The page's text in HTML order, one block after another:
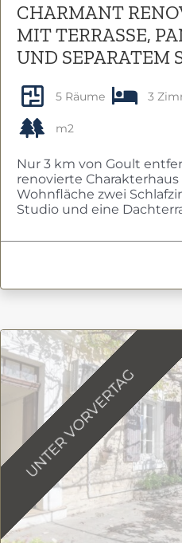
CHARMANT
MIT TERRASSE,
UND SEPARATEM
5 Räume 3
m2
Nur 3 km von Goult
renovierte Charakterhaus
Wohnfläche zwei
Studio und eine
UNTER VORVERTAG
Previous